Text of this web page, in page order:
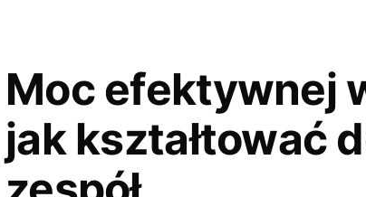
Moc efektywnej
jak kształtować